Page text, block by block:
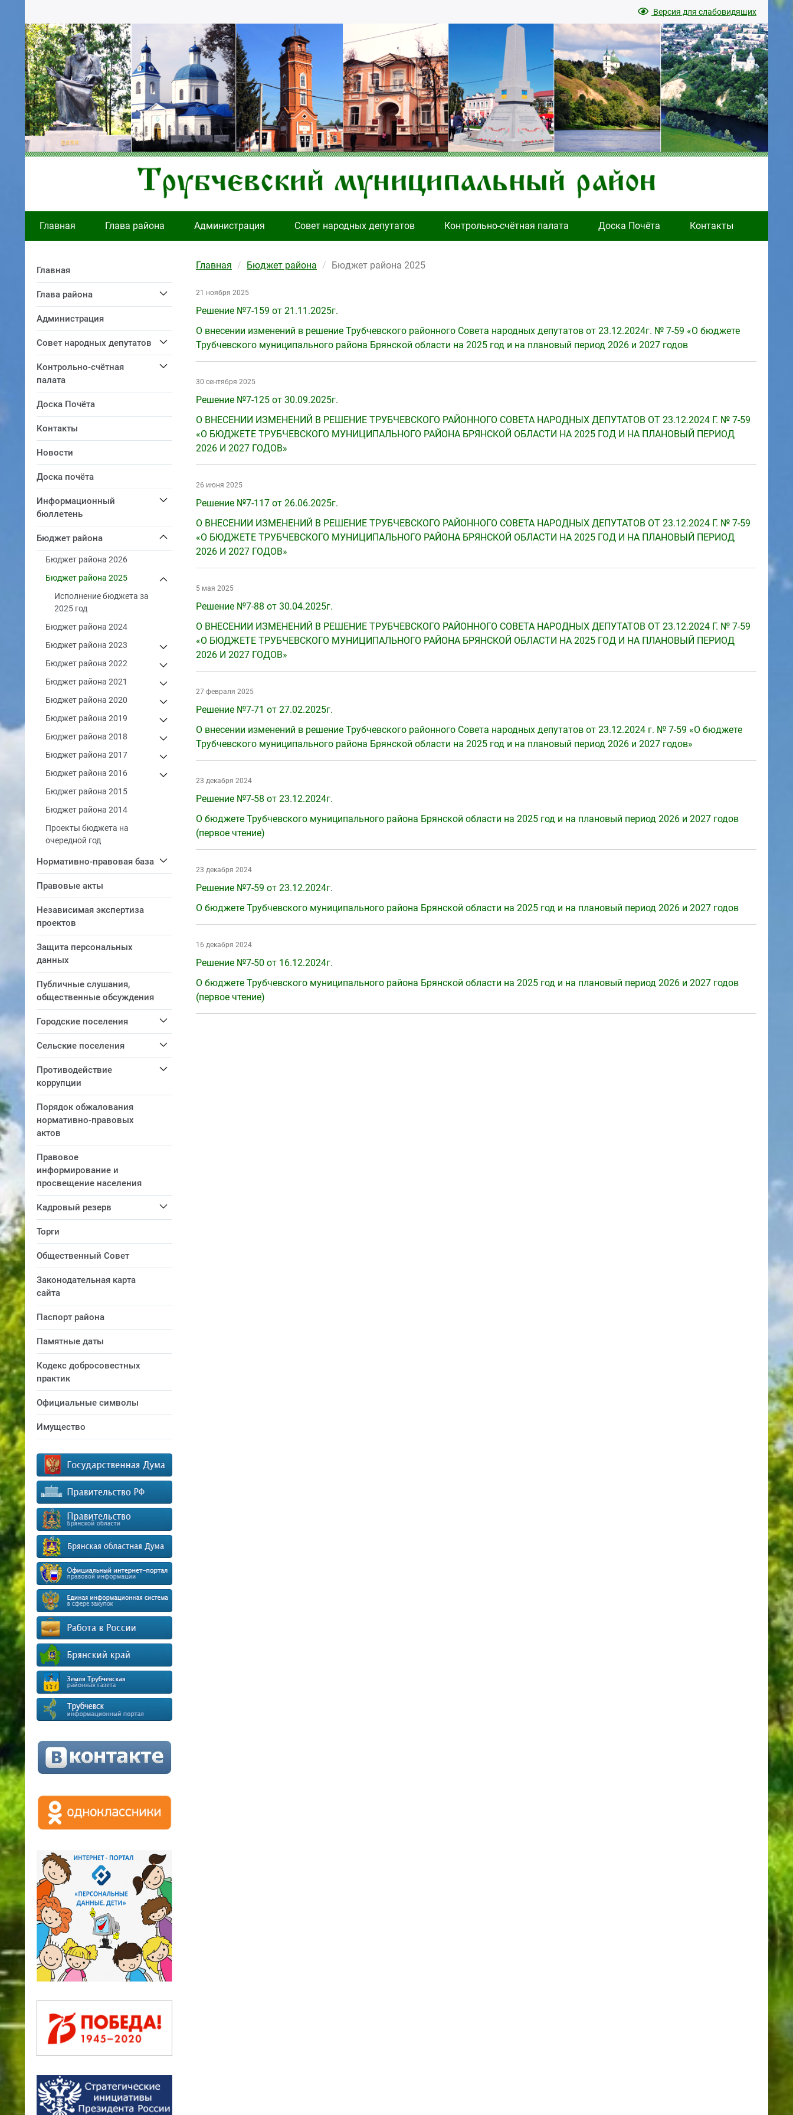
Версия для слабовидящих
Главная Глава района Администрация Совет народных депутатов Контрольно-счётная палата Доска Почёта Контакты
Главная
Глава района
Администрация
Совет народных депутатов
Контрольно-счётная
палата
Доска Почёта
Контакты
Новости
Доска почёта
Информационный
бюллетень
Бюджет района
Бюджет района 2026
Бюджет района 2025
Исполнение бюджета за
2025 год
Бюджет района 2024
Бюджет района 2023
Бюджет района 2022
Бюджет района 2021
Бюджет района 2020
Бюджет района 2019
Бюджет района 2018
Бюджет района 2017
Бюджет района 2016
Бюджет района 2015
Бюджет района 2014
Проекты бюджета на
очередной год
Нормативно-правовая база
Правовые акты
Независимая экспертиза
проектов
Защита персональных
данных
Публичные слушания,
общественные обсуждения
Городские поселения
Сельские поселения
Противодействие
коррупции
Порядок обжалования
нормативно-правовых
актов
Правовое
информирование и
просвещение населения
Кадровый резерв
Торги
Общественный Совет
Законодательная карта
сайта
Паспорт района
Памятные даты
Кодекс добросовестных
практик
Официальные символы
Имущество
Главная Бюджет района Бюджет района 2025
21 ноября 2025
Решение №7-159 от 21.11.2025г.
О внесении изменений в решение Трубчевского районного Совета народных депутатов от 23.12.2024г. № 7-59 «О бюджете
Трубчевского муниципального района Брянской области на 2025 год и на плановый период 2026 и 2027 годов
30 сентября 2025
Решение №7-125 от 30.09.2025г.
О ВНЕСЕНИИ ИЗМЕНЕНИЙ В РЕШЕНИЕ ТРУБЧЕВСКОГО РАЙОННОГО СОВЕТА НАРОДНЫХ ДЕПУТАТОВ ОТ 23.12.2024 Г. № 7-59
«О БЮДЖЕТЕ ТРУБЧЕВСКОГО МУНИЦИПАЛЬНОГО РАЙОНА БРЯНСКОЙ ОБЛАСТИ НА 2025 ГОД И НА ПЛАНОВЫЙ ПЕРИОД
2026 И 2027 ГОДОВ»
26 июня 2025
Решение №7-117 от 26.06.2025г.
О ВНЕСЕНИИ ИЗМЕНЕНИЙ В РЕШЕНИЕ ТРУБЧЕВСКОГО РАЙОННОГО СОВЕТА НАРОДНЫХ ДЕПУТАТОВ ОТ 23.12.2024 Г. № 7-59
«О БЮДЖЕТЕ ТРУБЧЕВСКОГО МУНИЦИПАЛЬНОГО РАЙОНА БРЯНСКОЙ ОБЛАСТИ НА 2025 ГОД И НА ПЛАНОВЫЙ ПЕРИОД
2026 И 2027 ГОДОВ»
5 мая 2025
Решение №7-88 от 30.04.2025г.
О ВНЕСЕНИИ ИЗМЕНЕНИЙ В РЕШЕНИЕ ТРУБЧЕВСКОГО РАЙОННОГО СОВЕТА НАРОДНЫХ ДЕПУТАТОВ ОТ 23.12.2024 Г. № 7-59
«О БЮДЖЕТЕ ТРУБЧЕВСКОГО МУНИЦИПАЛЬНОГО РАЙОНА БРЯНСКОЙ ОБЛАСТИ НА 2025 ГОД И НА ПЛАНОВЫЙ ПЕРИОД
2026 И 2027 ГОДОВ»
27 февраля 2025
Решение №7-71 от 27.02.2025г.
О внесении изменений в решение Трубчевского районного Совета народных депутатов от 23.12.2024 г. № 7-59 «О бюджете
Трубчевского муниципального района Брянской области на 2025 год и на плановый период 2026 и 2027 годов»
23 декабря 2024
Решение №7-58 от 23.12.2024г.
О бюджете Трубчевского муниципального района Брянской области на 2025 год и на плановый период 2026 и 2027 годов
(первое чтение)
23 декабря 2024
Решение №7-59 от 23.12.2024г.
О бюджете Трубчевского муниципального района Брянской области на 2025 год и на плановый период 2026 и 2027 годов
16 декабря 2024
Решение №7-50 от 16.12.2024г.
О бюджете Трубчевского муниципального района Брянской области на 2025 год и на плановый период 2026 и 2027 годов
(первое чтение)